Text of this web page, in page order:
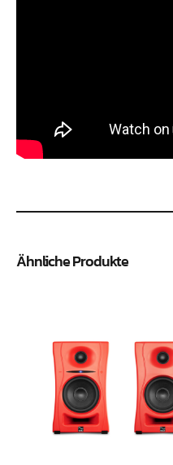
Ähnliche Produkte